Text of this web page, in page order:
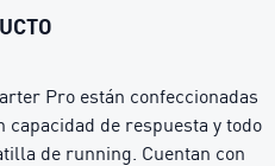
Pro están confeccionadas
capacidad de respuesta y todo
de running. Cuentan con